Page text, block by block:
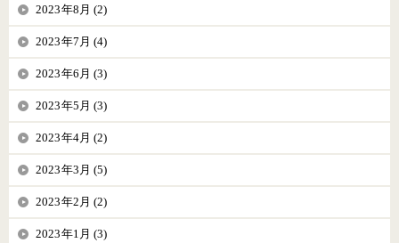
2023年8月 (2)
2023年7月 (4)
2023年6月 (3)
2023年5月 (3)
2023年4月 (2)
2023年3月 (5)
2023年2月 (2)
2023年1月 (3)